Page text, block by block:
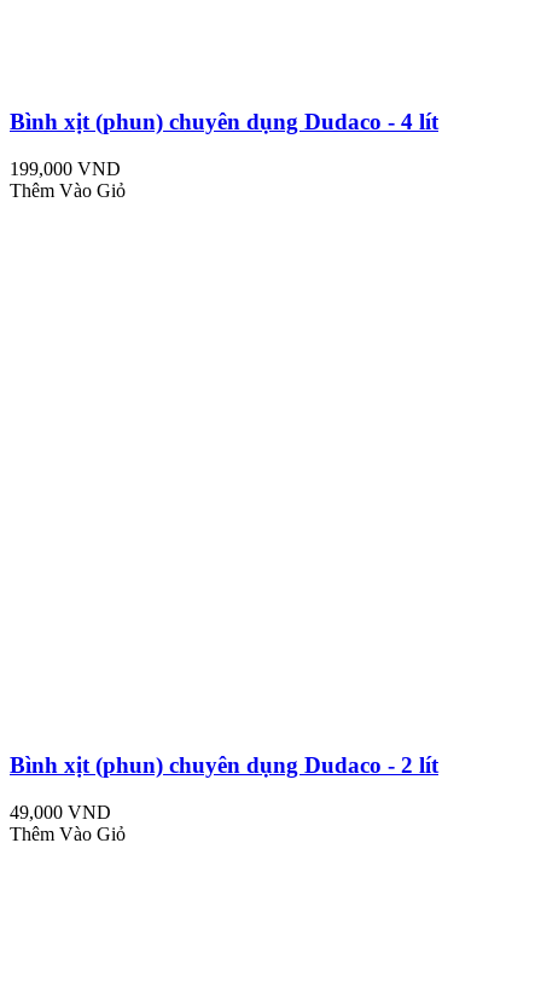
Bình xịt (phun) chuyên dụng Dudaco - 4 lít
199,000 VND
Thêm Vào Giỏ
Bình xịt (phun) chuyên dụng Dudaco - 2 lít
49,000 VND
Thêm Vào Giỏ